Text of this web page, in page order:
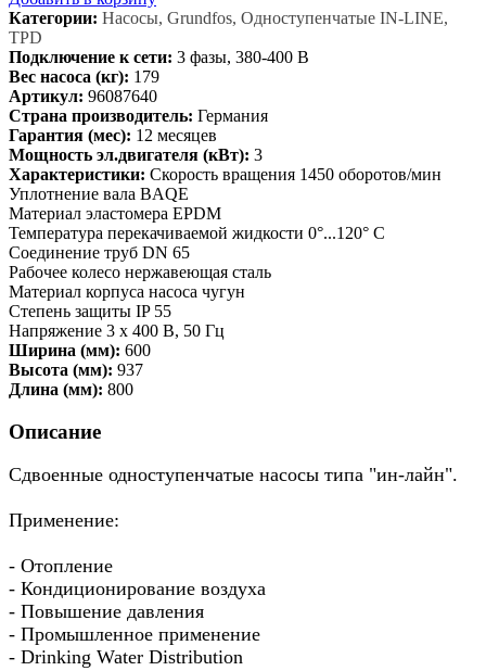
Категории: Насосы, Grundfos, Одноступенчатые IN-LINE,
TPD
Подключение к сети: 3 фазы, 380-400 В
Вес насоса (кг): 179
Артикул: 96087640
Страна производитель: Германия
Гарантия (мес): 12 месяцев
Мощность эл.двигателя (кВт): 3
Характеристики: Скорость вращения 1450 оборотов/мин
Уплотнение вала BAQE
Материал эластомера EPDM
Температура перекачиваемой жидкости 0°...120° C
Соединение труб DN 65
Рабочее колесо нержавеющая сталь
Материал корпуса насоса чугун
Степень защиты IP 55
Напряжение 3 x 400 В, 50 Гц
Ширина (мм): 600
Высота (мм): 937
Длина (мм): 800
Описание
Сдвоенные одноступенчатые насосы типа "ин-лайн".
Применение:
- Отопление
- Кондиционирование воздуха
- Повышение давления
- Промышленное применение
- Drinking Water Distribution